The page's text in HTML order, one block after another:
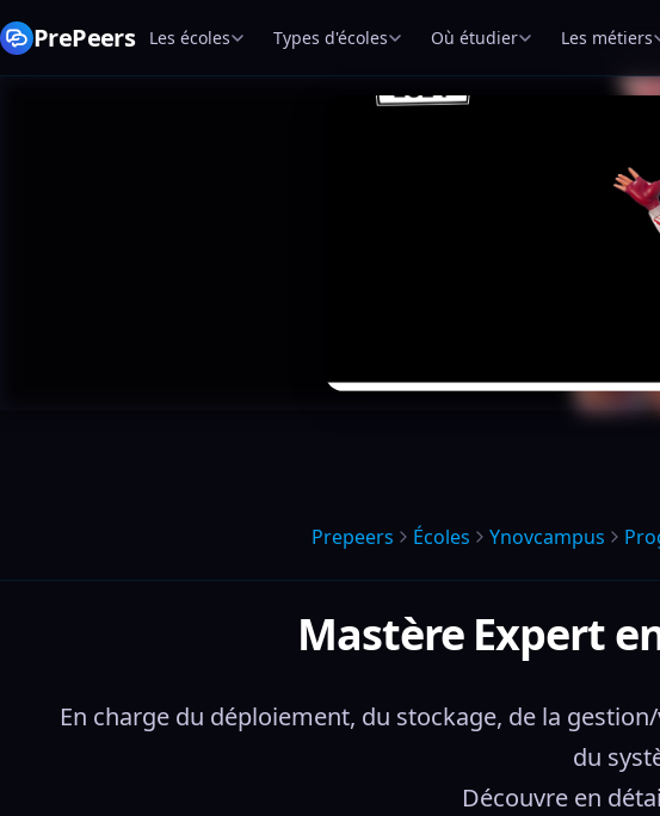
PrePeers Les écoles Types d'écoles Où étudier Les métiers
Prepeers Écoles Ynovcampus
Mastère Expert
En charge du déploiement, du stockage, de la
du
Découvre en